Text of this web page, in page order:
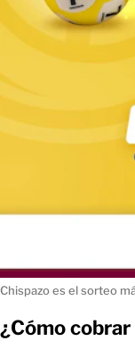
Chispazo es el sorteo
¿Cómo